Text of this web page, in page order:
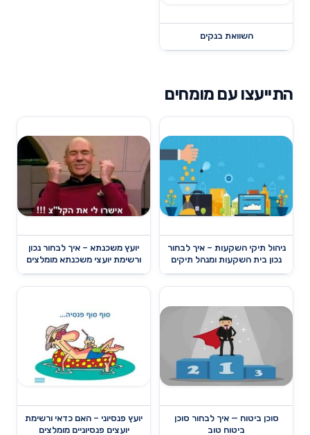
השוואת בנקים
התייעצו עם מומחים
ניהול תיקי השקעות – איך לבחור
נכון בית השקעות ומנהל תיקים
יועץ משכנתא – איך לבחור נכון
ורשימת יועצי משכנתא מומלצים
סוכן ביטוח — איך לבחור סוכן
ביטוח טוב
יועץ פנסיוני – האם כדאי ורשימת
יועצים פנסיוניים מומלצים